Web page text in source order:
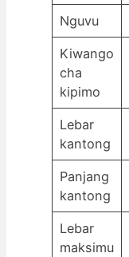
Nguvu
Kiwango
cha
kipimo
Lebar
kantong
Panjang
kantong
Lebar
maksimu